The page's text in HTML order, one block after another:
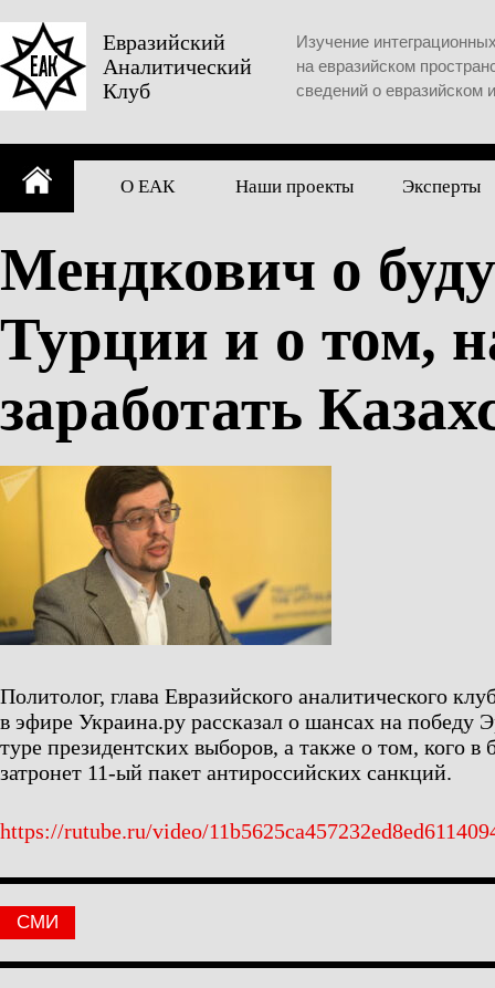
to
content
Евразийский
Аналитический
Клуб
Изучение
на евразийском
сведений о евразийском
О ЕАК Наши проекты Эксперты
Мендкович о
Турции и о том,
заработать
Политолог, глава Евразийского аналитического
в эфире Украина.ру рассказал о шансах на победу
туре президентских выборов, а также о том, кого в
затронет 11-ый пакет антироссийских санкций.
https://rutube.ru/video/
СМИ